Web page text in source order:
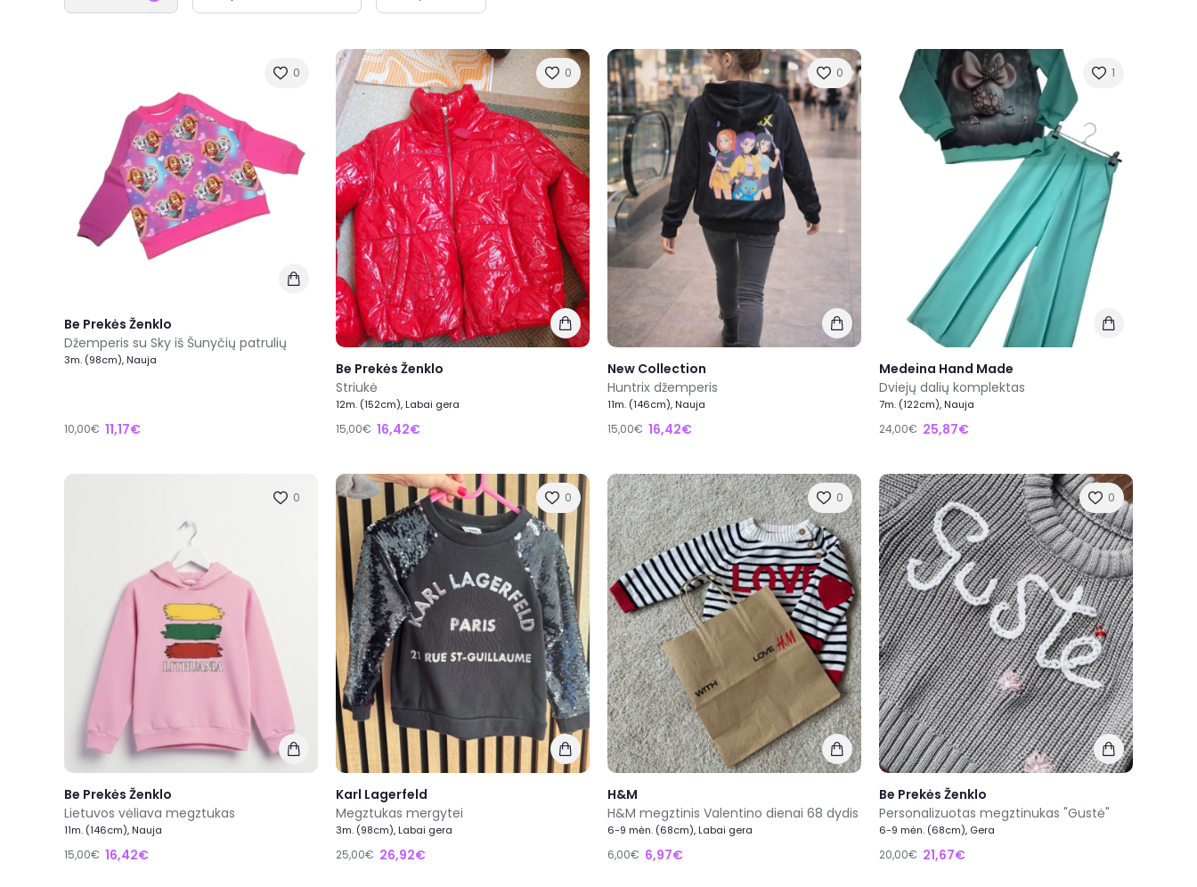
0
Be Prekės Ženklo
Džemperis su Sky iš Šunyčių patrulių
3m. (98cm), Nauja
10,00€ 11,17€
0
Be Prekės Ženklo
Striukė
12m. (152cm), Labai gera
15,00€ 16,42€
0
New Collection
Huntrix džemperis
11m. (146cm), Nauja
15,00€ 16,42€
1
Medeina Hand Made
Dviejų dalių komplektas
7m. (122cm), Nauja
24,00€ 25,87€
0
Be Prekės Ženklo
Lietuvos vėliava megztukas
11m. (146cm), Nauja
15,00€ 16,42€
0
Karl Lagerfeld
Megztukas mergytei
3m. (98cm), Labai gera
25,00€ 26,92€
0
H&M
H&M megztinis Valentino dienai 68 dydis
6-9 mėn. (68cm), Labai gera
6,00€ 6,97€
0
Be Prekės Ženklo
Personalizuotas megztinukas "Gustė"
6-9 mėn. (68cm), Gera
20,00€ 21,67€